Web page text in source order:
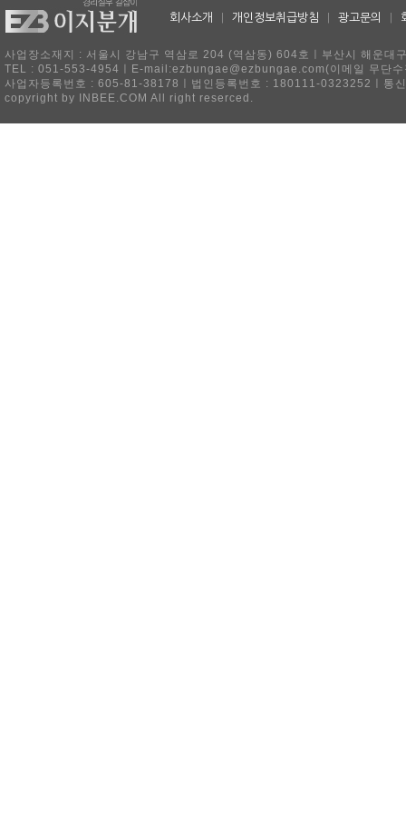
회사소개 개인정보취급방침 광고문의
사업장소재지 : 서울시 강남구 역삼로 204 (역삼동) 604호ㅣ부산시 해운
TEL : 051-553-4954ㅣE-mail:ezbungae@ezbungae.com(이메일 무단수
사업자등록번호 : 605-81-38178ㅣ법인등록번호 : 180111-0323252ㅣ통
copyright by INBEE.COM All right reserced.